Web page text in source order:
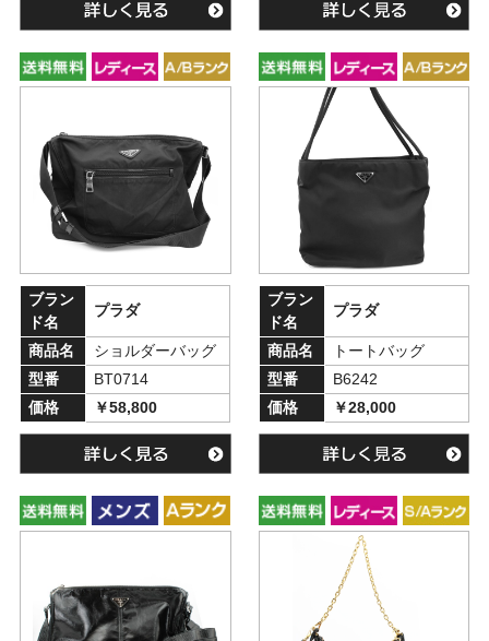
ブラン
ド名
プラダ
商品名
ショルダーバッグ
型番
BT0714
価格
￥58,800
ブラン
ド名
プラダ
商品名
トートバッグ
型番
B6242
価格
￥28,000